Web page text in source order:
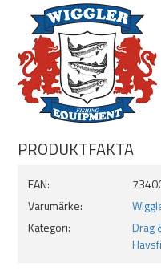
PRODUKTFAKTA
EAN:
Varumärke:
Kategori:
Drag